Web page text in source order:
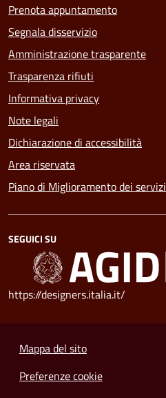
Prenota appuntamento
Segnala disservizio
Amministrazione trasparente
Trasparenza rifiuti
Informativa privacy
Note legali
Dichiarazione di accessibilità
Area riservata
Piano di Miglioramento dei servizi
SEGUICI SU
https://designers.italia.it/
Mappa del sito
Preferenze cookie